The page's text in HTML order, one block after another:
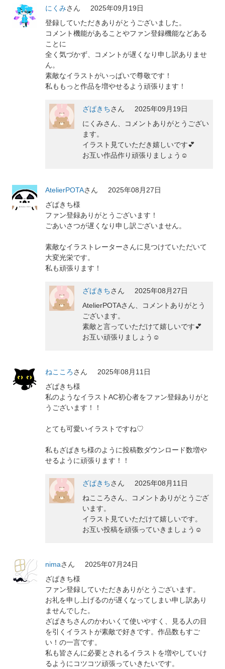
にくみさん
2025年09月19日
登録していただきありがとうございました。
コメント機能があることやファン登録機能などある
ことに
全く気づかず、コメントが遅くなり申し訳ありませ
ん。
素敵なイラストがいっぱいで尊敬です！
私ももっと作品を増やせるよう頑張ります！
ざぱきちさん
2025年09月19日
にくみさん、コメントありがとうござい
ます。
イラスト見ていただき嬉しいです💕
お互い作品作り頑張りましょう☺️
AtelierPOTAさん
2025年08月27日
ざぱきち様
ファン登録ありがとうございます！
ごあいさつが遅くなり申し訳ございません。
素敵なイラストレーターさんに見つけていただいて
大変光栄です。
私も頑張ります！
ざぱきちさん
2025年08月27日
AtelierPOTAさん、コメントありがとう
ございます。
素敵と言っていただけて嬉しいです💕
お互い頑張りましょう☺️
ねこころさん
2025年08月11日
ざぱきち様
私のようなイラストAC初心者をファン登録ありがと
うございます！！
とても可愛いイラストですね♡
私もざぱきち様のように投稿数ダウンロード数増や
せるように頑張ります！！
ざぱきちさん
2025年08月11日
ねこころさん、コメントありがとうござ
います。
イラスト見ていただけて嬉しいです。
お互い投稿を頑張っていきましょう☺️
nimaさん
2025年07月24日
ざぱきち様
ファン登録していただきありがとうございます。
お礼を申し上げるのが遅くなってしまい申し訳あり
ませんでした。
ざぱきちさんのかわいくて使いやすく、見る人の目
を引くイラストが素敵で好きです。作品数もすご
い！の一言です。
私も皆さんに必要とされるイラストを増やしていけ
るようにコツコツ頑張っていきたいです。